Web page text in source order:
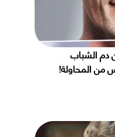
دم الشباب
من المحاولة!